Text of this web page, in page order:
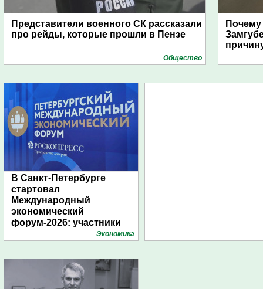
Представители военного СК рассказали
про рейды, которые прошли в Пензе
Общество
В Санкт-Петербурге
стартовал
Международный
экономический
форум-2026: участники
подготовили креативные
Экономика